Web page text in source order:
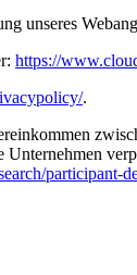
unseres
https://
.